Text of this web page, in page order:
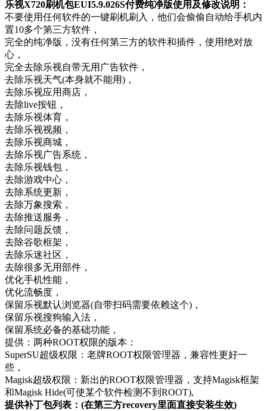
乐视X720刷机包EUI5.9.026S付费纯净版使用及修改说明：
不要使用任何软件的一键刷机刷入，他们会偷偷自动给手机内
置10多个第三方软件，
完全的纯净版，没有任何第三方的软件和插件，使用绝对放
心，
完全去除乐视自带无用广告软件，
去除乐视天气(本身就不能用)，
去除乐视应用商店，
去除live按钮，
去除乐视体育，
去除乐视视频，
去除乐视商城，
去除乐视广告系统，
去除乐视钱包，
去除游戏中心，
去除系统更新，
去除万象搜索，
去除推送服务，
去除问题反馈，
去除谷歌框架，
去除乐迷社区，
去除很多无用部件，
优化手机性能，
优化流畅度，
保留乐视默认浏览器(自带扫码需要依赖这个)，
保留乐视搜狗输入法，
保留系统必备的基础功能，
提供：两种ROOT权限的版本：
SuperSU超级权限：老牌ROOT权限管理器，兼容性更好一
些，
Magisk超级权限：新出的ROOT权限管理器，支持Magisk框架
和Magisk Hide(可使某个软件检测不到ROOT),
提供补丁包列表：(在第三方recovery里面直接安装生效)